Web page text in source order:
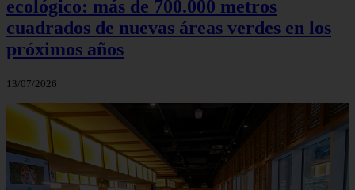
ecológico: más de 700.000 metros
cuadrados de nuevas áreas verdes en los
próximos años
13/07/2026